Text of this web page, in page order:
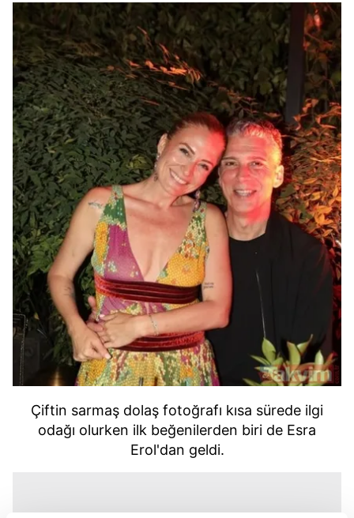
Çiftin sarmaş dolaş fotoğrafı kısa sürede ilgi
odağı olurken ilk beğenilerden biri de Esra
Erol'dan geldi.